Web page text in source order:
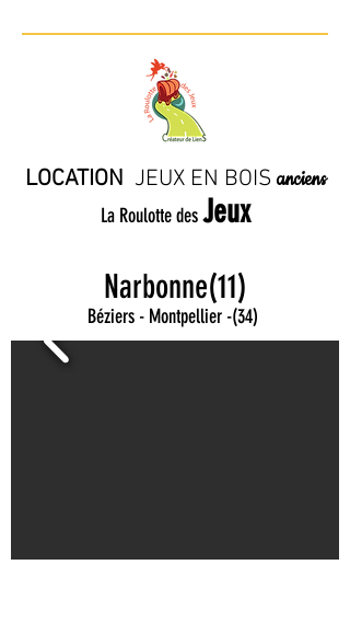
LOCATION JEUX EN BOIS anciens
La Roulotte des Jeux
Narbonne(11)
Béziers - Montpellier -(34)